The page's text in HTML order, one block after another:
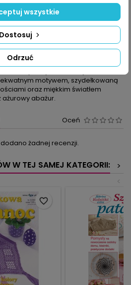
sploty odnajdziecie zaś w
motywem rozety, w sześciokątnej
czy w szerokich bordiurach,
Ażurowa jest też zazdrostka oraz
które łączy się w serwetkę.
radość tworzenia kumulują małe
słupkami. A co z sielanką?
motywem, szydełkowaną
oraz miękkim światłem
abażur.
Oceń
żadnej recenzji.
W TEJ SAMEJ KATEGORII:
>
<
favorite_border
Odrzuć
Dostosuj
wszystkie